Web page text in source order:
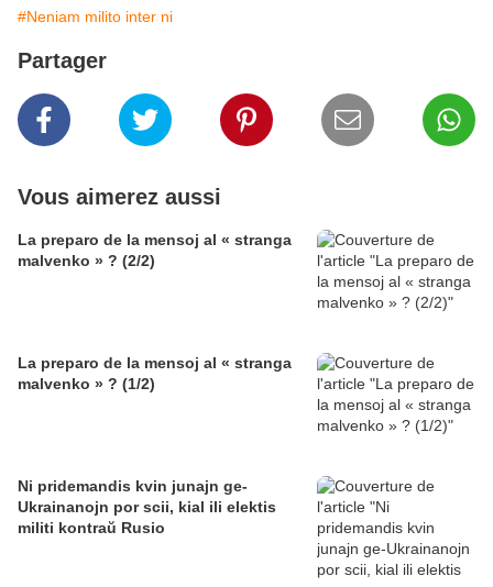
#Neniam milito inter ni
Partager
Vous aimerez aussi
La preparo de la mensoj al « stranga
malvenko » ? (2/2)
La preparo de la mensoj al « stranga
malvenko » ? (1/2)
Ni pridemandis kvin junajn ge-
Ukrainanojn por scii, kial ili elektis
militi kontraŭ Rusio